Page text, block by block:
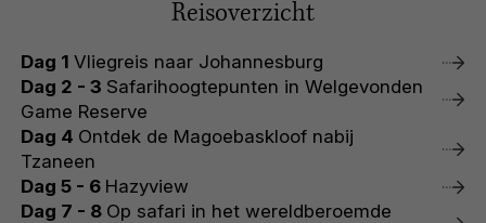
Reisoverzicht
Dag 1 Vliegreis naar Johannesburg
Dag 2 - 3 Safarihoogtepunten in Welgevonden
Game Reserve
Dag 4 Ontdek de Magoebaskloof nabij
Tzaneen
Dag 5 - 6 Hazyview
Dag 7 - 8 Op safari in het wereldberoemde